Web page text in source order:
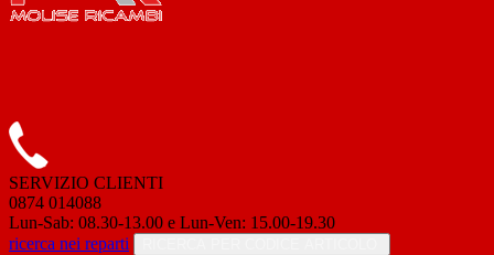
SERVIZIO CLIENTI
0874 014088
Lun-Sab: 08.30-13.00 e Lun-Ven: 15.00-19.30
ricerca nei reparti